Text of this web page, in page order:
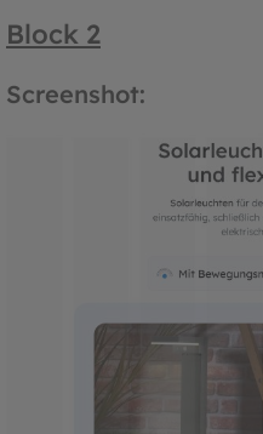
Block 2
Screenshot: